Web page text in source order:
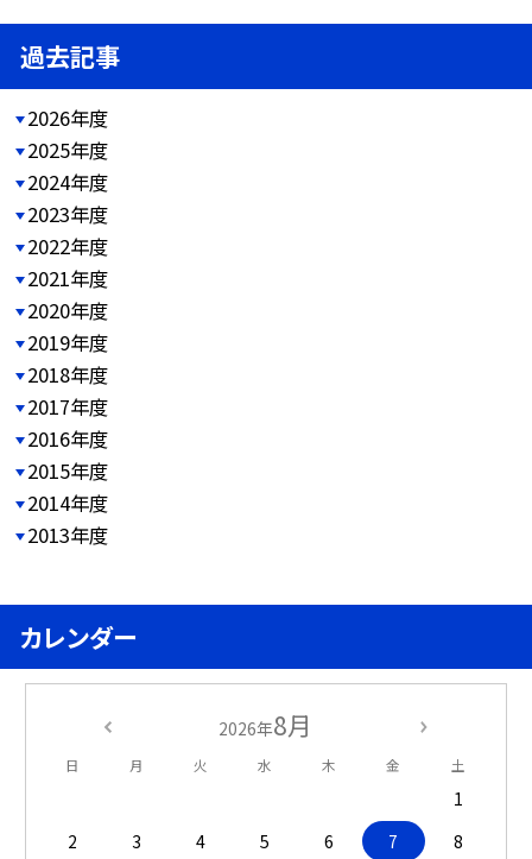
過去記事
2026年度
2025年度
2024年度
2023年度
2022年度
2021年度
2020年度
2019年度
2018年度
2017年度
2016年度
2015年度
2014年度
2013年度
カレンダー
2026年8月
日 月 火 水 木 金 土
1
2
3 4 5 6 7
8